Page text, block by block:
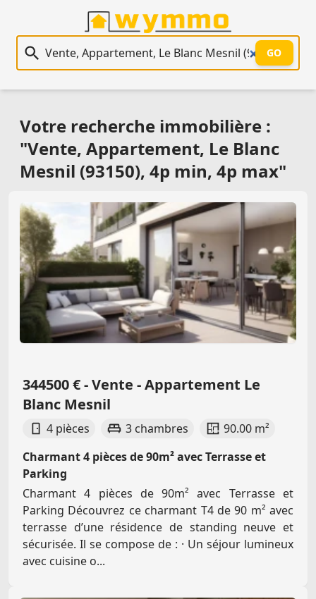
Recherche immobilière
GO
Votre recherche immobilière :
"Vente, Appartement, Le Blanc
Mesnil (93150), 4p min, 4p max"
344500 € - Vente - Appartement Le
Blanc Mesnil
4 pièces 3 chambres
90.00 m²
Charmant 4 pièces de 90m² avec Terrasse et
Parking
Charmant 4 pièces de 90m² avec Terrasse et
Parking Découvrez ce charmant T4 de 90 m² avec
terrasse d’une résidence de standing neuve et
sécurisée. Il se compose de : · Un séjour lumineux
avec cuisine o...